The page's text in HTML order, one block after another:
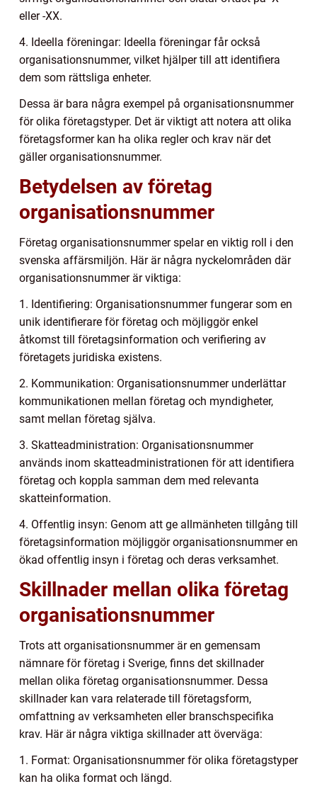
eller -XX.
4. Ideella föreningar: Ideella föreningar får också
organisationsnummer, vilket hjälper till att identifiera
dem som rättsliga enheter.
Dessa är bara några exempel på organisationsnummer
för olika företagstyper. Det är viktigt att notera att olika
företagsformer kan ha olika regler och krav när det
gäller organisationsnummer.
Betydelsen av företag
organisationsnummer
Företag organisationsnummer spelar en viktig roll i den
svenska affärsmiljön. Här är några nyckelområden där
organisationsnummer är viktiga:
1. Identifiering: Organisationsnummer fungerar som en
unik identifierare för företag och möjliggör enkel
åtkomst till företagsinformation och verifiering av
företagets juridiska existens.
2. Kommunikation: Organisationsnummer underlättar
kommunikationen mellan företag och myndigheter,
samt mellan företag själva.
3. Skatteadministration: Organisationsnummer
används inom skatteadministrationen för att identifiera
företag och koppla samman dem med relevanta
skatteinformation.
4. Offentlig insyn: Genom att ge allmänheten tillgång till
företagsinformation möjliggör organisationsnummer en
ökad offentlig insyn i företag och deras verksamhet.
Skillnader mellan olika företag
organisationsnummer
Trots att organisationsnummer är en gemensam
nämnare för företag i Sverige, finns det skillnader
mellan olika företag organisationsnummer. Dessa
skillnader kan vara relaterade till företagsform,
omfattning av verksamheten eller branschspecifika
krav. Här är några viktiga skillnader att överväga:
1. Format: Organisationsnummer för olika företagstyper
kan ha olika format och längd.